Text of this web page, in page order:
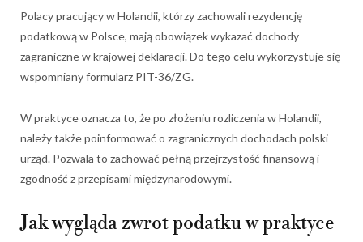
Polacy pracujący w Holandii, którzy zachowali rezydencję
podatkową w Polsce, mają obowiązek wykazać dochody
zagraniczne w krajowej deklaracji. Do tego celu wykorzystuje się
wspomniany formularz PIT-36/ZG.
W praktyce oznacza to, że po złożeniu rozliczenia w Holandii,
należy także poinformować o zagranicznych dochodach polski
urząd. Pozwala to zachować pełną przejrzystość finansową i
zgodność z przepisami międzynarodowymi.
Jak wygląda zwrot podatku w praktyce